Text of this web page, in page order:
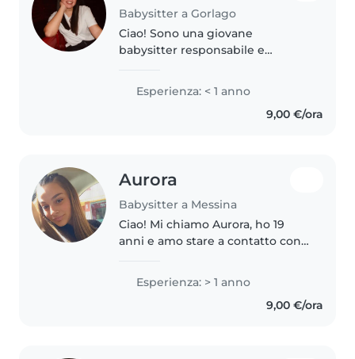
Babysitter a Gorlago
Ciao! Sono una giovane
babysitter responsabile e
prendersi cura dei tuoi bambini.
Parlo inglese, italiano e spagnolo,
e ho una passione per la lettura,
Esperienza: < 1 anno
9,00 €/ora
Aurora
Babysitter a Messina
Ciao! Mi chiamo Aurora, ho 19
anni e amo stare a contatto con i
come babysitter, esperienza che
mi ha permesso di occuparmi
Esperienza: > 1 anno
9,00 €/ora